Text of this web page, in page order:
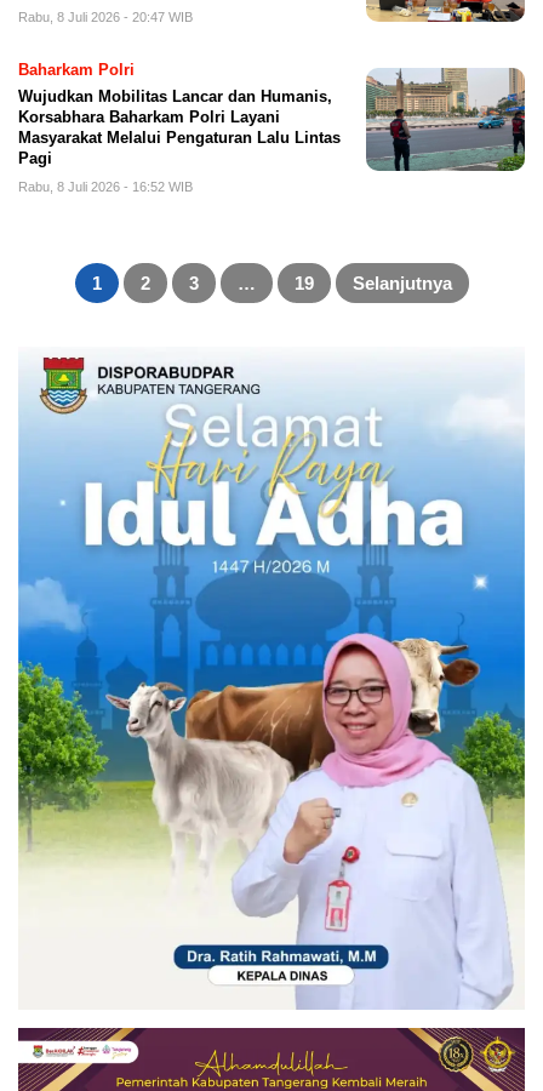
Rabu, 8 Juli 2026 - 20:47 WIB
Baharkam Polri
Wujudkan Mobilitas Lancar dan Humanis,
Korsabhara Baharkam Polri Layani
Masyarakat Melalui Pengaturan Lalu Lintas
Pagi
Rabu, 8 Juli 2026 - 16:52 WIB
Paginasi
pos1 2 3 … 19 Selanjutnya